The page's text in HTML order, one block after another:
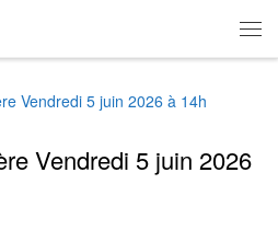
Vendredi 5 juin 2026 à 14h
Vendredi 5 juin 2026